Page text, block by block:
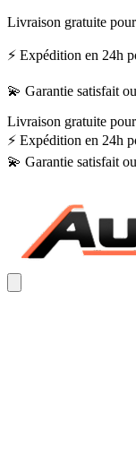
Livraison gratuite
⚡ Expédition en 24h
💫 Garantie satisfait
Livraison gratuite
⚡ Expédition en 24h
💫 Garantie satisfait